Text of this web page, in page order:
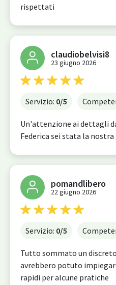
rispettati
claudiobelvisi8
23 giugno 2026
Servizio: 0/5
Un'attenzione ai dettagli
Federica sei stata la nostra
pomandlibero
22 giugno 2026
Servizio: 0/5
Tutto sommato un
avrebbero potuto
rapidi per alcune pratiche